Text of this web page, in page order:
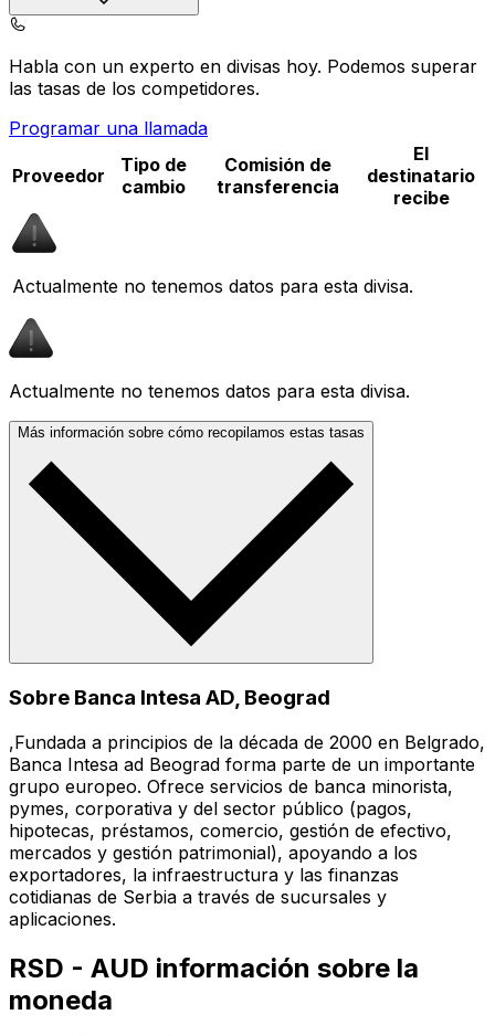
Habla con un experto en divisas hoy. Podemos superar
las tasas de los competidores.
Programar una llamada
Proveedor
Tipo de
cambio
Comisión de
transferencia
El
destinatario
recibe
Actualmente no tenemos datos para esta divisa.
Actualmente no tenemos datos para esta divisa.
Más información sobre cómo recopilamos estas tasas
Sobre Banca Intesa AD, Beograd
,Fundada a principios de la década de 2000 en Belgrado,
Banca Intesa ad Beograd forma parte de un importante
grupo europeo. Ofrece servicios de banca minorista,
pymes, corporativa y del sector público (pagos,
hipotecas, préstamos, comercio, gestión de efectivo,
mercados y gestión patrimonial), apoyando a los
exportadores, la infraestructura y las finanzas
cotidianas de Serbia a través de sucursales y
aplicaciones.
RSD - AUD información sobre la
moneda